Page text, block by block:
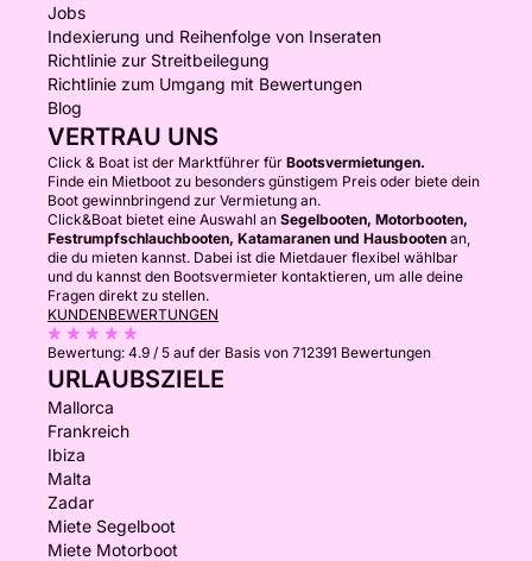
Jobs
Indexierung und Reihenfolge von Inseraten
Richtlinie zur Streitbeilegung
Richtlinie zum Umgang mit Bewertungen
Blog
VERTRAU UNS
Click & Boat ist der Marktführer für Bootsvermietungen.
Finde ein Mietboot zu besonders günstigem Preis oder biete dein
Boot gewinnbringend zur Vermietung an.
Click&Boat bietet eine Auswahl an Segelbooten, Motorbooten,
Festrumpfschlauchbooten, Katamaranen und Hausbooten an,
die du mieten kannst. Dabei ist die Mietdauer flexibel wählbar
und du kannst den Bootsvermieter kontaktieren, um alle deine
Fragen direkt zu stellen.
KUNDENBEWERTUNGEN
Bewertung: 4.9 / 5 auf der Basis von 712391 Bewertungen
URLAUBSZIELE
Mallorca
Frankreich
Ibiza
Malta
Zadar
Miete Segelboot
Miete Motorboot